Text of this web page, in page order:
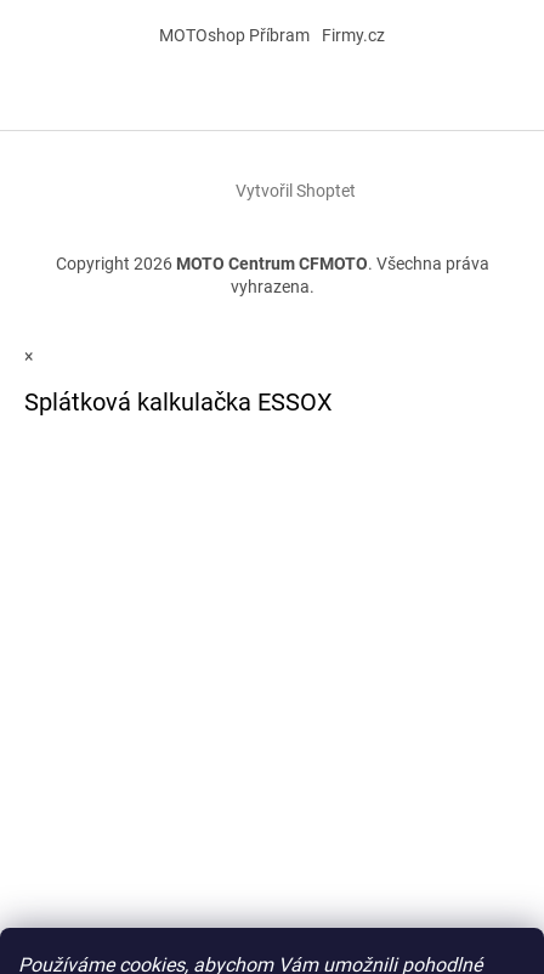
Používáme cookies, abychom Vám umožnili pohodlné
MOTOshop Příbram Firmy.cz
Vytvořil Shoptet
Copyright 2026 MOTO Centrum CFMOTO. Všechna práva
vyhrazena.
×
Splátková kalkulačka ESSOX